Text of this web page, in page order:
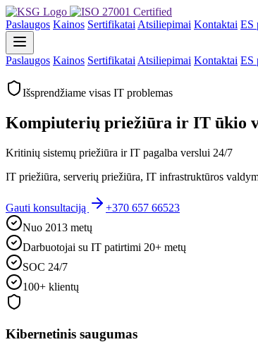
Paslaugos Kainos Sertifikatai Atsiliepimai Kontaktai ES
Paslaugos Kainos Sertifikatai Atsiliepimai Kontaktai ES
Išsprendžiame visas IT problemas
Kompiuterių priežiūra ir IT ūkio
Kritinių sistemų priežiūra ir IT pagalba verslui 24/7
IT priežiūra, serverių priežiūra, IT infrastruktūros
Gauti konsultaciją
+370 657 66523
Nuo 2013 metų
Darbuotojai su IT patirtimi 20+ metų
SOC 24/7
100+ klientų
Kibernetinis saugumas